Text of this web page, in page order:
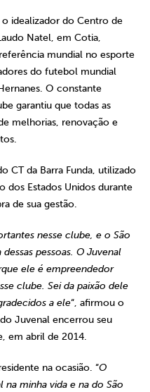
idealizador do Centro de
Natel, em Cotia,
mundial no esporte
do futebol mundial
O constante
garantiu que todas as
melhorias, renovação e
CT da Barra Funda, utilizado
dos Estados Unidos durante
de sua gestão.
nesse clube, e o São
pessoas. O Juvenal
ele é empreendedor
clube. Sei da paixão dele
a ele“, afirmou o
Juvenal encerrou seu
em abril de 2014.
na ocasião. “O
minha vida e na do São